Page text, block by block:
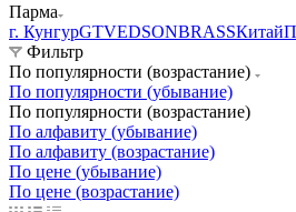
Парма
г. КунгурGTVEDSONBRASSКитай
Фильтр
По популярности (возрастание)
По популярности (убывание)
По популярности (возрастание)
По алфавиту (убывание)
По алфавиту (возрастание)
По цене (убывание)
По цене (возрастание)